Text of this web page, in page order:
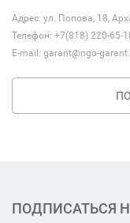
Адрес: ул. Попова, 18,
Телефон: +7(818) 220-65-
E-mail: garant@ngo-
ПОДПИСАТЬСЯ